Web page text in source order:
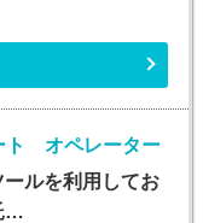
ト オペレーター
ルを利用してお
…